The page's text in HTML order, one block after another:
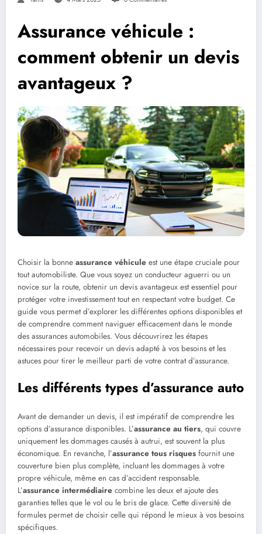
Assurance véhicule :
comment obtenir un devis
avantageux ?
Choisir la bonne assurance véhicule est une étape cruciale pour
tout automobiliste. Que vous soyez un conducteur aguerri ou un
novice sur la route, obtenir un devis avantageux est essentiel pour
protéger votre investissement tout en respectant votre budget. Ce
guide vous permet d’explorer les différentes options disponibles et
de comprendre comment naviguer efficacement dans le monde
des assurances automobiles. Vous découvrirez les étapes
nécessaires pour recevoir un devis adapté à vos besoins et les
astuces pour tirer le meilleur parti de votre contrat d’assurance.
Les différents types d’assurance auto
Avant de demander un devis, il est impératif de comprendre les
options d’assurance disponibles. L’assurance au tiers, qui couvre
uniquement les dommages causés à autrui, est souvent la plus
économique. En revanche, l’assurance tous risques fournit une
couverture bien plus complète, incluant les dommages à votre
propre véhicule, même en cas d’accident responsable.
L’assurance intermédiaire combine les deux et ajoute des
garanties telles que le vol ou le bris de glace. Cette diversité de
formules permet de choisir celle qui répond le mieux à vos besoins
spécifiques.